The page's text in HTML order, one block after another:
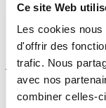
Ce site Web
Les cookies
d'offrir des
trafic. Nous
avec nos
combiner celles-
Stagiaires
1 Available position